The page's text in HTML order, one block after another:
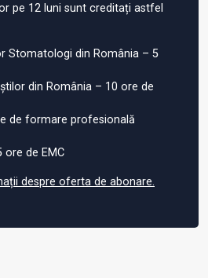
pe 12 luni sunt creditați astfel
Stomatologi din România – 5
din România – 10 ore de
de formare profesională
ore de EMC
despre oferta de abonare.